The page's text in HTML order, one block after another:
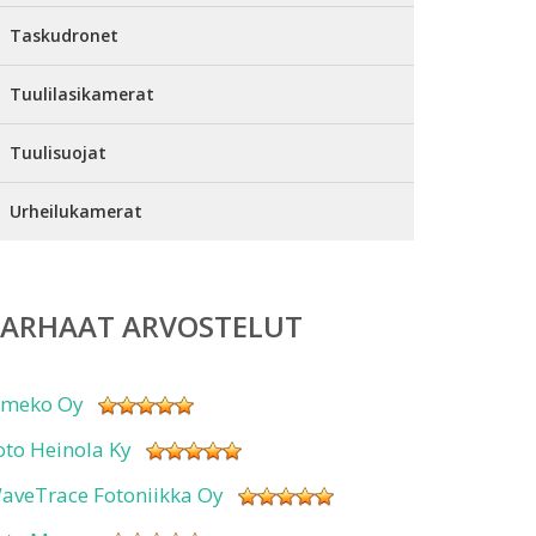
Taskudronet
Tuulilasikamerat
Tuulisuojat
Urheilukamerat
ARVOSTELUT
Oy
Heinola Ky
Fotoniikka Oy